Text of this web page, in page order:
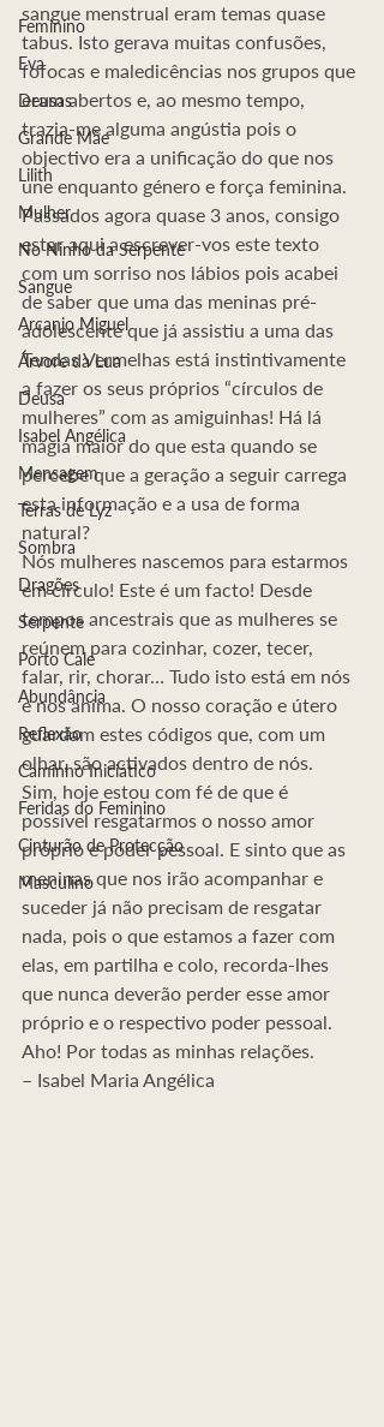
Feminino
Eva
Deusas
Grande Mãe
Lilith
Mulher
No Ninho da Serpente
Sangue
Arcanjo Miguel
Árvore da Lua
Deusa
Isabel Angélica
Mensagem
Terras de Lyz
Sombra
Dragões
Serpente
Porto Cale
Abundância
Reflexão
Caminho Iniciático
Feridas do Feminino
Cinturão de Protecção
Masculino
sangue menstrual eram temas quase
tabus. Isto gerava muitas confusões,
fofocas e maledicências nos grupos que
eram abertos e, ao mesmo tempo,
trazia-me alguma angústia pois o
objectivo era a unificação do que nos
une enquanto género e força feminina.
Passados agora quase 3 anos, consigo
estar aqui a escrever-vos este texto
com um sorriso nos lábios pois acabei
de saber que uma das meninas pré-
adolescente que já assistiu a uma das
Tendas Vermelhas está instintivamente
a fazer os seus próprios “círculos de
mulheres” com as amiguinhas! Há lá
magia maior do que esta quando se
percebe que a geração a seguir carrega
esta informação e a usa de forma
natural?
Nós mulheres nascemos para estarmos
em circulo! Este é um facto! Desde
tempos ancestrais que as mulheres se
reúnem para cozinhar, cozer, tecer,
falar, rir, chorar… Tudo isto está em nós
e nos anima. O nosso coração e útero
guardam estes códigos que, com um
olhar, são activados dentro de nós.
Sim, hoje estou com fé de que é
possível resgatarmos o nosso amor
próprio e poder pessoal. E sinto que as
meninas que nos irão acompanhar e
suceder já não precisam de resgatar
nada, pois o que estamos a fazer com
elas, em partilha e colo, recorda-lhes
que nunca deverão perder esse amor
próprio e o respectivo poder pessoal.
Aho! Por todas as minhas relações.
– Isabel Maria Angélica